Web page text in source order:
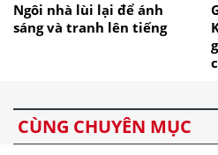
Ngôi nhà lùi lại để ánh
sáng và tranh lên tiếng
CÙNG CHUYÊN MỤC